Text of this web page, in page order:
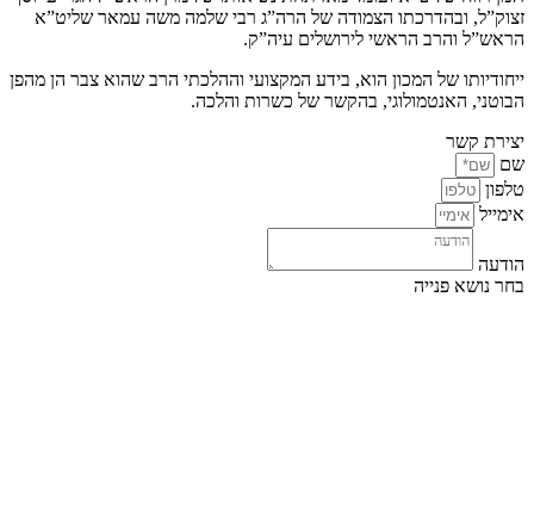
קרקע גלויה. 6. להמתין כך, עד שתסיימו את הבנייה, ואז תחליטו היכן
אפשר גם להעביר למישהו אחר שהוא רוצה, ובמצב הנוכחי [למרות שיש
מעבר קצר עם רכב] לא יצטרכו לספור ערלה מחדש.
שלא יצמח מעל פני הקרקע, ובכה"ג אין זה אלא רקבון ולא כלאים].
זצוק”ל, ובהדרכתו הצמודה של הרה”ג רבי שלמה משה עמאר שליט”א
הראש”ל והרב הראשי לירושלים עיה”ק.
ייחודיותו של המכון הוא, בידע המקצועי וההלכתי הרב שהוא צבר הן מהפן
הבוטני, האנטמולוגי, בהקשר של כשרות והלכה.
יצירת קשר
שם
טלפון
אימייל
הודעה
בחר נושא פנייה